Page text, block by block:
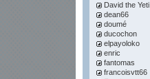
David the Yeti
dean66
doumé
ducochon
elpayoloko
enric
fantomas
francoisvtt66